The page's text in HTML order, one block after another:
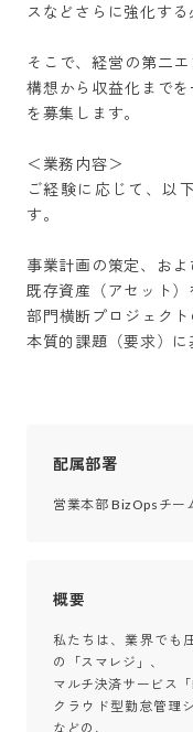
スなどさらに強化する
そこで、経営の第二
構想から収益化まで
を募集します。
＜業務内容＞
ご経験に応じて、以
す。
事業計画の策定、お
既存資産（アセット
部門横断プロジェク
本質的課題（要求）
配属部署
営業本部 BizOpsチー
概要
私たちは、業界でも
の「スマレジ」、
マルチ決済サービス「
クラウド型勤怠管理
などの、